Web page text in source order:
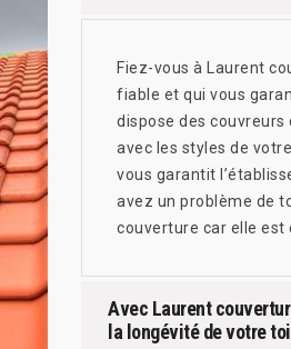
Fiez-vous à Laurent
fiable et qui vous
dispose des
avec les styles de
vous garantit
avez un problème de
couverture car elle est
Avec Laurent
la longévité de votre